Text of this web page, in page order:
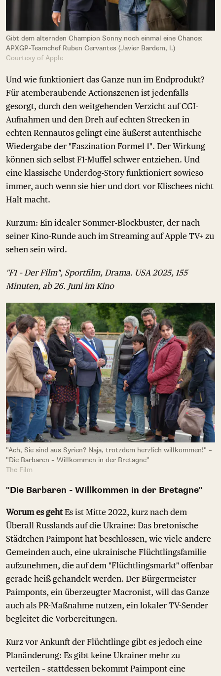
Gibt dem alternden Champion Sonny noch einmal eine Chance:
APXGP-Teamchef Ruben Cervantes (Javier Bardem, l.)
Courtesy of Apple
Und wie funktioniert das Ganze nun im Endprodukt?
Für atemberaubende Actionszenen ist jedenfalls
gesorgt, durch den weitgehenden Verzicht auf CGI-
Aufnahmen und den Dreh auf echten Strecken in
echten Rennautos gelingt eine äußerst autenthische
Wiedergabe der "Faszination Formel 1". Der Wirkung
können sich selbst F1-Muffel schwer entziehen. Und
eine klassische Underdog-Story funktioniert sowieso
immer, auch wenn sie hier und dort vor Klischees nicht
Halt macht.
Kurzum: Ein idealer Sommer-Blockbuster, der nach
seiner Kino-Runde auch im Streaming auf Apple TV+ zu
sehen sein wird.
"F1 – Der Film", Sportfilm, Drama. USA 2025, 155
Minuten, ab 26. Juni im Kino
"Ach, Sie sind aus Syrien? Naja, trotzdem herzlich willkommen!" –
"Die Barbaren – Willkommen in der Bretagne"
The Film
"Die Barbaren - Willkommen in der Bretagne"
Worum es gehtEs ist Mitte 2022, kurz nach dem
Überall Russlands auf die Ukraine: Das bretonische
Städtchen Paimpont hat beschlossen, wie viele andere
Gemeinden auch, eine ukrainische Flüchtlingsfamilie
aufzunehmen, die auf dem "Flüchtlingsmarkt" offenbar
gerade heiß gehandelt werden. Der Bürgermeister
Paimponts, ein überzeugter Macronist, will das Ganze
auch als PR-Maßnahme nutzen, ein lokaler TV-Sender
begleitet die Vorbereitungen.
Kurz vor Ankunft der Flüchtlinge gibt es jedoch eine
Planänderung: Es gibt keine Ukrainer mehr zu
verteilen – stattdessen bekommt Paimpont eine